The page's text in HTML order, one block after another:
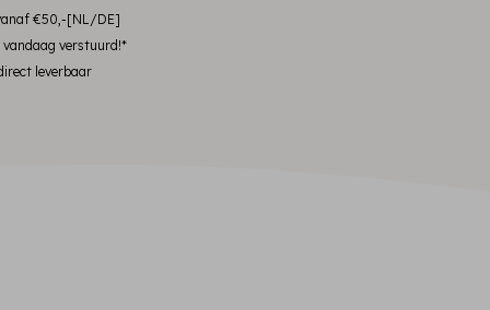
€50,-[NL/DE]
vandaag verstuurd!*
leverbaar